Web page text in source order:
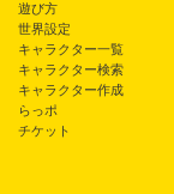
遊び方
世界設定
キャラクター一覧
キャラクター検索
キャラクター作成
らっポ
チケット